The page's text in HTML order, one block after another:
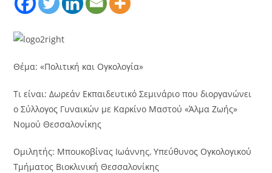
Θέμα: «Πολιτική και Ογκολογία»
Τι είναι: Δωρεάν Εκπαιδευτικό Σεμινάριο που διοργανώνει
ο Σύλλογος Γυναικών με Καρκίνο Μαστού «Άλμα Ζωής»
Νομού Θεσσαλονίκης
Ομιλητής: Μπουκοβίνας Ιωάννης, Υπεύθυνος Ογκολογικού
Τμήματος Βιοκλινική Θεσσαλονίκης